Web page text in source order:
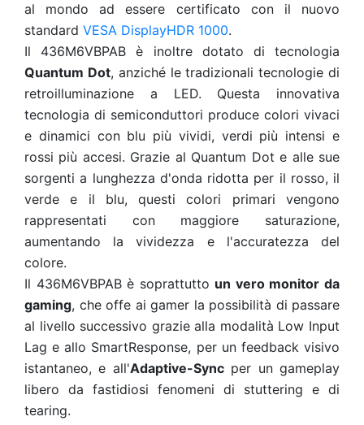
al mondo ad essere certificato con il nuovo
standard VESA DisplayHDR 1000.
Il 436M6VBPAB è inoltre dotato di tecnologia
Quantum Dot, anziché le tradizionali tecnologie di
retroilluminazione a LED. Questa innovativa
tecnologia di semiconduttori produce colori vivaci
e dinamici con blu più vividi, verdi più intensi e
rossi più accesi. Grazie al Quantum Dot e alle sue
sorgenti a lunghezza d'onda ridotta per il rosso, il
verde e il blu, questi colori primari vengono
rappresentati con maggiore saturazione,
aumentando la vividezza e l'accuratezza del
colore.
Il 436M6VBPAB è soprattutto un vero monitor da
gaming, che offe ai gamer la possibilità di passare
al livello successivo grazie alla modalità Low Input
Lag e allo SmartResponse, per un feedback visivo
istantaneo, e all'Adaptive-Syncper un gameplay
libero da fastidiosi fenomeni di stuttering e di
tearing.